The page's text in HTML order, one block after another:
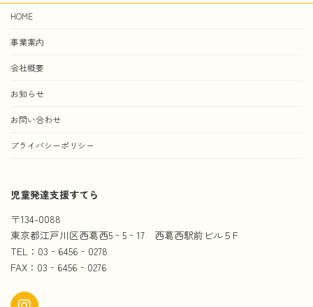
HOME
事業案内
会社概要
お知らせ
お問い合わせ
プライバシーポリシー
児童発達支援すてら
〒134-0088
東京都江戸川区西葛西5‐5‐17 西葛西駅前ビル５F
TEL：03‐6456‐0278
FAX：03‐6456‐0276